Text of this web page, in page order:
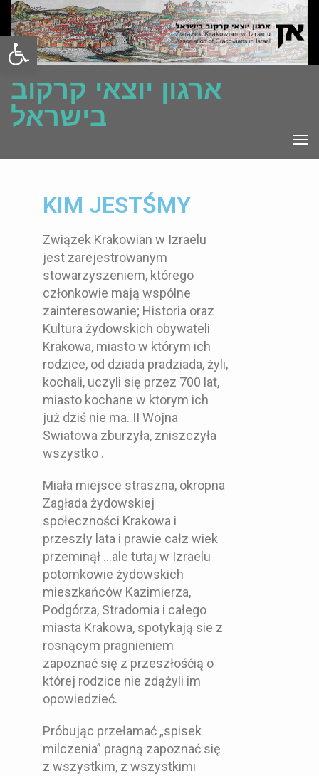
Open toolbar
ארגון יוצאי קרקוב
בישראל
KIM JESTŚMY
Związek Krakowian w Izraelu
jest zarejestrowanym
stowarzyszeniem, którego
członkowie mają wspólne
zainteresowanie; Historia oraz
Kultura żydowskich obywateli
Krakowa, miasto w którym ich
rodzice, od dziada pradziada, żyli,
kochali, uczyli się przez 700 lat,
miasto kochane w ktorym ich
już dziś nie ma. II Wojna
Swiatowa zburzyła, zniszczyła
wszystko .
Miała miejsce straszna, okropna
Zagłada żydowskiej
społeczności Krakowa i
przeszły lata i prawie całz wiek
przeminął …ale tutaj w Izraelu
potomkowie żydowskich
mieszkańców Kazimierza,
Podgórza, Stradomia i całego
miasta Krakowa, spotykają sie z
rosnącym pragnieniem
zapoznać się z przeszłośćią o
której rodzice nie zdążyli im
opowiedzieć.
Próbując przełamać „spisek
milczenia” pragną zapoznać się
z wszystkim, z wszystkimi